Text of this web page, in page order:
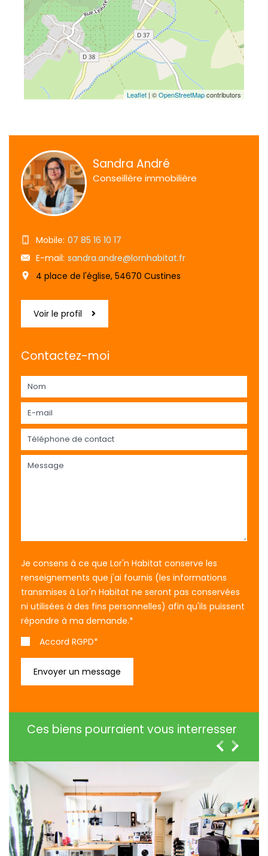
Leaflet | ©OpenStreetMapcontributors
Sandra André
Conseillère immobilière
Mobile: 07 85 16 10 17
E-mail: sandra.andre@lornhabitat.fr
4 place de l'église, 54670 Custines
Voir le profil
Contactez-moi
Je consens à ce que Lor'n Habitat conserve les
renseignements que j'ai fournis (les informations
transmises à Lor'n Habitat ne seront pas conservées
ni utilisées à des fins personnelles) afin qu'ils puissent
répondre à ma demande.*
Accord RGPD*
Ces biens pourraient vous interresser